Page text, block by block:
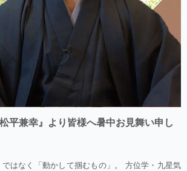
平兼幸』より皆様へ暑中お見舞い申し
はなく「動かして掴むもの」。 方位学・九星気